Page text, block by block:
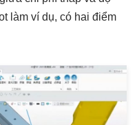
làm ví dụ, có hai điểm